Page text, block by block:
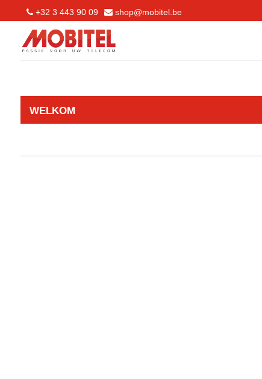
+32 3 443 90 09 shop@mobitel.be
WELKOM